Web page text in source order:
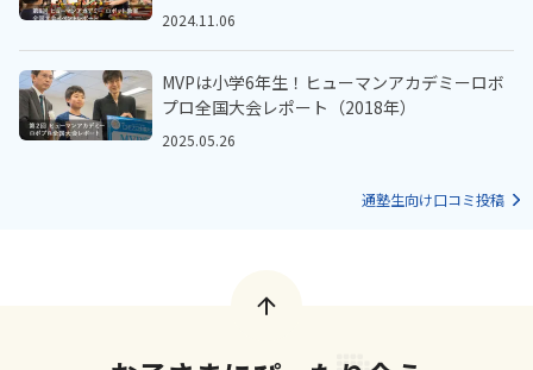
2024.11.06
MVPは小学6年生！ヒューマンアカデミーロボ
プロ全国大会レポート（2018年）
2025.05.26
通塾生向け口コミ投稿